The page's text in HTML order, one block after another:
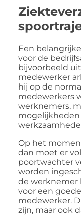
Een
voor de
bijvoorbeeld
medewerker
hij op de
medewerkers
werknemers,
Op het
dan moet er
poortwachter
worden
de werknemer
voor een
medewerker.
zijn, maar ook